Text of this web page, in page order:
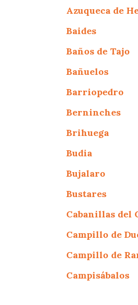
Azuqueca de
Baides
Baños de Tajo
Bañuelos
Barriopedro
Berninches
Brihuega
Budia
Bujalaro
Bustares
Cabanillas del
Campillo de
Campillo de
Campisábalos